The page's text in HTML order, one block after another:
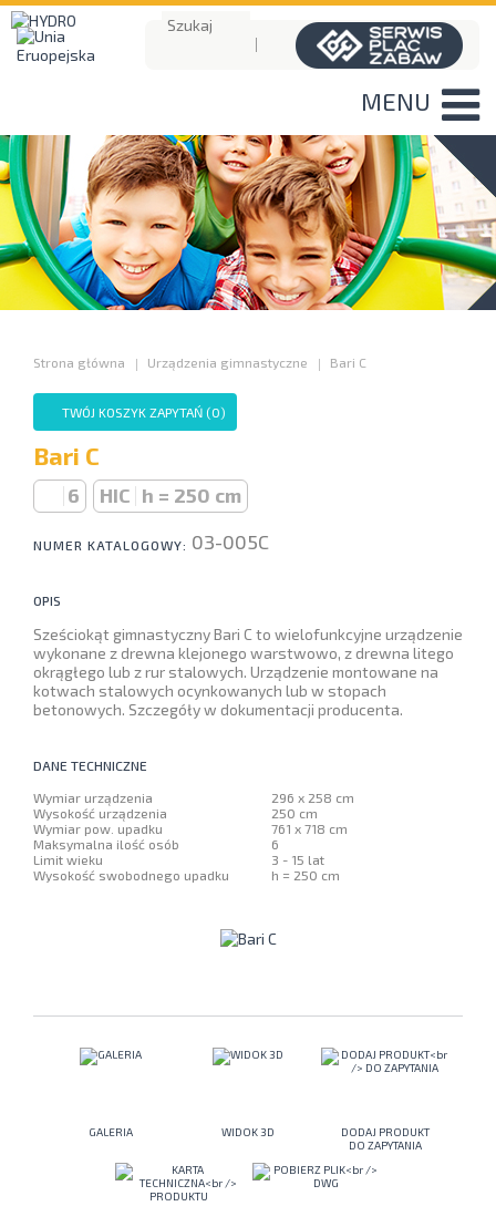
MENU
Strona główna Urządzenia gimnastyczne Bari C
TWÓJ KOSZYK ZAPYTAŃ (0)
Bari C
6 HIC h = 250 cm
NUMER KATALOGOWY: 03-005C
OPIS
Sześciokąt gimnastyczny Bari C to wielofunkcyjne urządzenie
wykonane z drewna klejonego warstwowo, z drewna litego
okrągłego lub z rur stalowych. Urządzenie montowane na
kotwach stalowych ocynkowanych lub w stopach
betonowych. Szczegóły w dokumentacji producenta.
DANE TECHNICZNE
Wymiar urządzenia
296 x 258 cm
Wysokość urządzenia
250 cm
Wymiar pow. upadku
761 x 718 cm
Maksymalna ilość osób
6
Limit wieku
3 - 15 lat
Wysokość swobodnego upadku
h = 250 cm
GALERIA WIDOK 3D
DODAJ PRODUKT
DO ZAPYTANIA